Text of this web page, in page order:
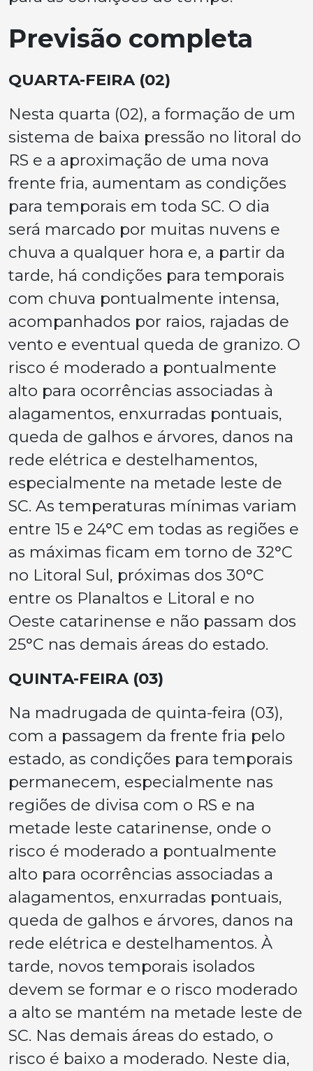
Previsão completa
QUARTA-FEIRA (02)
Nesta quarta (02), a formação de um
sistema de baixa pressão no litoral do
RS e a aproximação de uma nova
frente fria, aumentam as condições
para temporais em toda SC. O dia
será marcado por muitas nuvens e
chuva a qualquer hora e, a partir da
tarde, há condições para temporais
com chuva pontualmente intensa,
acompanhados por raios, rajadas de
vento e eventual queda de granizo. O
risco é moderado a pontualmente
alto para ocorrências associadas à
alagamentos, enxurradas pontuais,
queda de galhos e árvores, danos na
rede elétrica e destelhamentos,
especialmente na metade leste de
SC. As temperaturas mínimas variam
entre 15 e 24°C em todas as regiões e
as máximas ficam em torno de 32°C
no Litoral Sul, próximas dos 30°C
entre os Planaltos e Litoral e no
Oeste catarinense e não passam dos
25°C nas demais áreas do estado.
QUINTA-FEIRA (03)
Na madrugada de quinta-feira (03),
com a passagem da frente fria pelo
estado, as condições para temporais
permanecem, especialmente nas
regiões de divisa com o RS e na
metade leste catarinense, onde o
risco é moderado a pontualmente
alto para ocorrências associadas a
alagamentos, enxurradas pontuais,
queda de galhos e árvores, danos na
rede elétrica e destelhamentos. À
tarde, novos temporais isolados
devem se formar e o risco moderado
a alto se mantém na metade leste de
SC. Nas demais áreas do estado, o
risco é baixo a moderado. Neste dia,